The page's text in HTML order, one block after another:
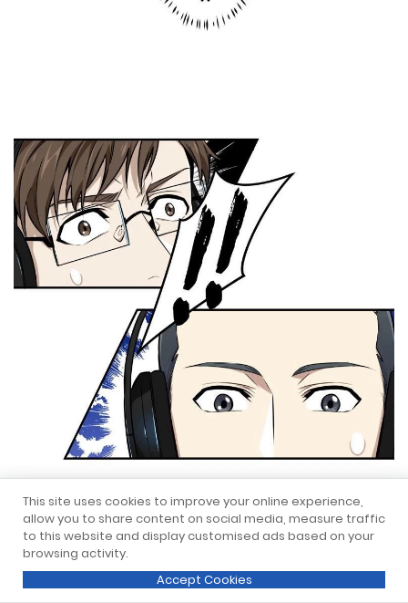
This site uses cookies to improve your online experience,
allow you to share content on social media, measure traffic
to this website and display customised ads based on your
browsing activity.
Accept Cookies